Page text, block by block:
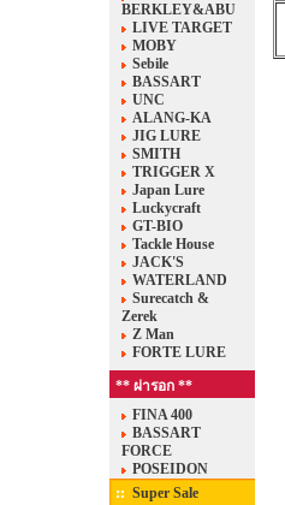
BERKLEY&ABU
LIVE TARGET
MOBY
Sebile
BASSART
UNC
ALANG-KA
JIG LURE
SMITH
TRIGGER X
Japan Lure
Luckycraft
GT-BIO
Tackle House
JACK'S
WATERLAND
Surecatch &
Zerek
Z Man
FORTE LURE
** ผ่ารอก **
FINA 400
BASSART
FORCE
POSEIDON
Super Sale